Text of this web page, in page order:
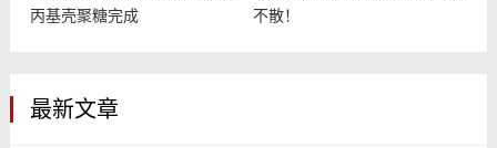
丙基壳聚糖完成
不散！
最新文章